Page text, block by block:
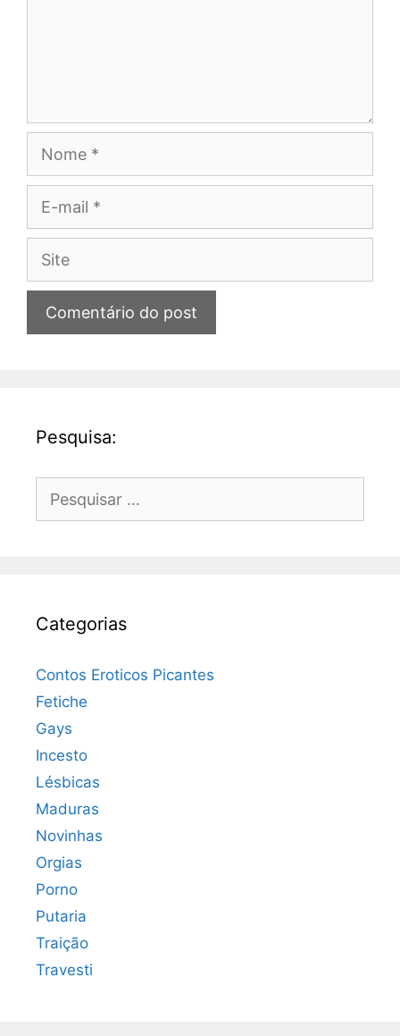
Site
Pesquisa:
por:
Categorias
Contos Eroticos Picantes
Fetiche
Gays
Incesto
Lésbicas
Maduras
Novinhas
Orgias
Porno
Putaria
Traição
Travesti